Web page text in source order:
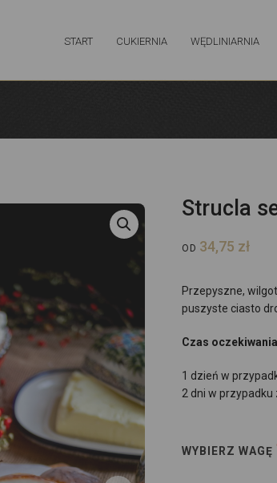
START CUKIERNIA WĘDLINIARNIA
Strucla
OD 34,75 zł
Przepyszne,
puszyste ciasto
Czas
1 dzień w
2 dni w przypadku
WYBIERZ WAGĘ